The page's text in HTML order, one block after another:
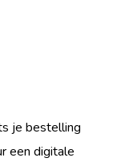
je bestelling
een digitale